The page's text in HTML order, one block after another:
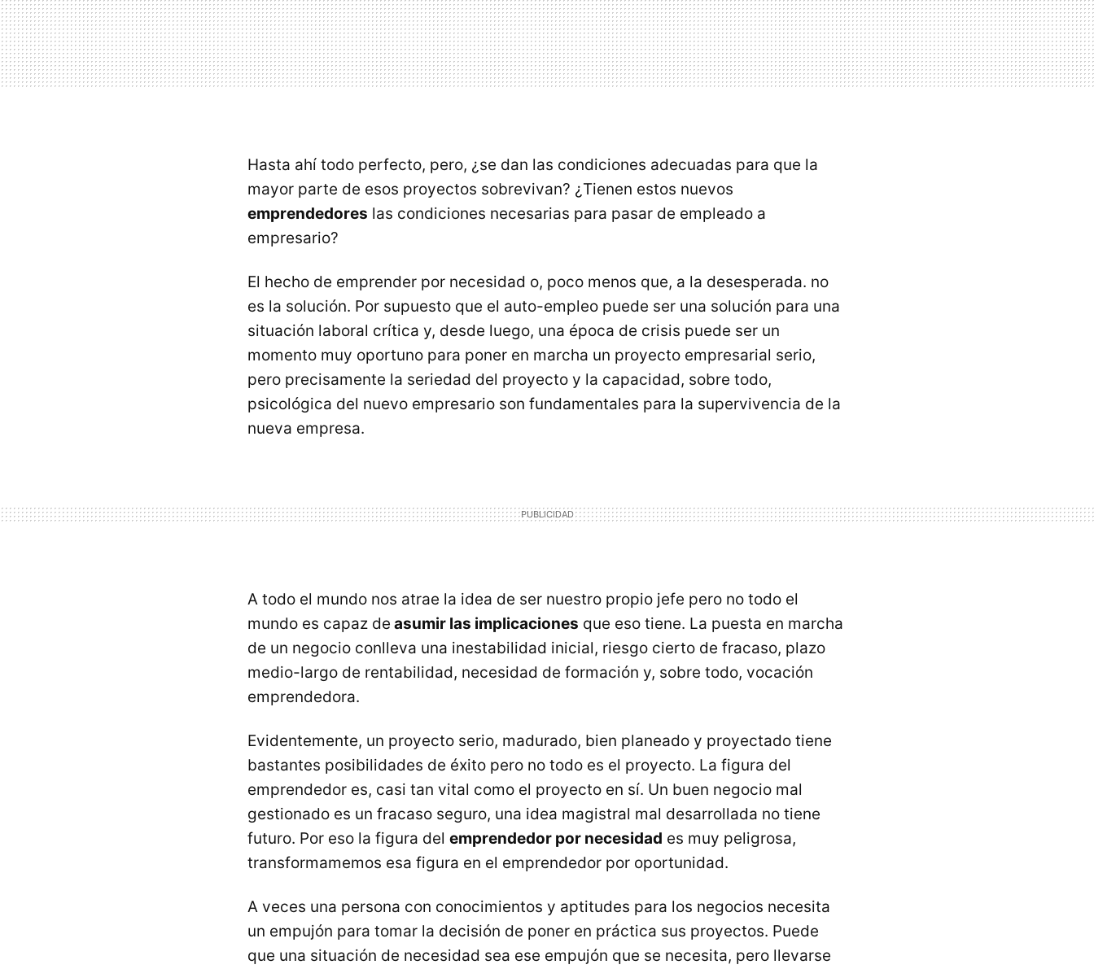
Hasta ahí todo perfecto, pero, ¿se dan las condiciones adecuadas para que la
mayor parte de esos proyectos sobrevivan? ¿Tienen estos nuevos
emprendedores las condiciones necesarias para pasar de empleado a
empresario?
El hecho de emprender por necesidad o, poco menos que, a la desesperada. no
es la solución. Por supuesto que el auto-empleo puede ser una solución para una
situación laboral crítica y, desde luego, una época de crisis puede ser un
momento muy oportuno para poner en marcha un proyecto empresarial serio,
pero precisamente la seriedad del proyecto y la capacidad, sobre todo,
psicológica del nuevo empresario son fundamentales para la supervivencia de la
nueva empresa.
A todo el mundo nos atrae la idea de ser nuestro propio jefe pero no todo el
mundo es capaz de asumir las implicaciones que eso tiene. La puesta en marcha
de un negocio conlleva una inestabilidad inicial, riesgo cierto de fracaso, plazo
medio-largo de rentabilidad, necesidad de formación y, sobre todo, vocación
emprendedora.
Evidentemente, un proyecto serio, madurado, bien planeado y proyectado tiene
bastantes posibilidades de éxito pero no todo es el proyecto. La figura del
emprendedor es, casi tan vital como el proyecto en sí. Un buen negocio mal
gestionado es un fracaso seguro, una idea magistral mal desarrollada no tiene
futuro. Por eso la figura del emprendedor por necesidad es muy peligrosa,
transformamemos esa figura en el emprendedor por oportunidad.
A veces una persona con conocimientos y aptitudes para los negocios necesita
un empujón para tomar la decisión de poner en práctica sus proyectos. Puede
que una situación de necesidad sea ese empujón que se necesita, pero llevarse